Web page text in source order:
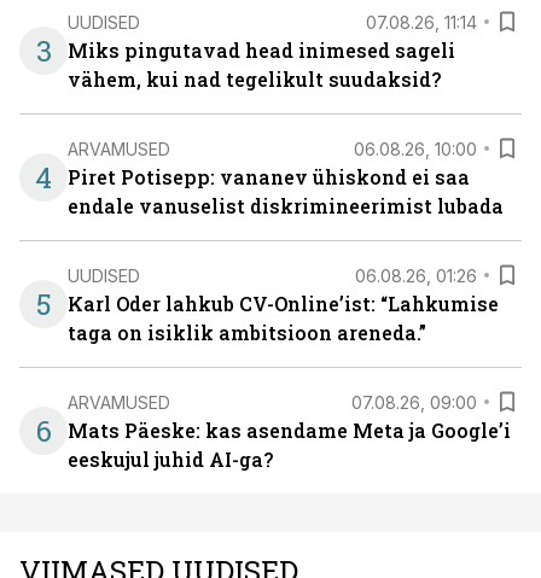
3
UUDISED 07.08.26, 11:14
Miks pingutavad head inimesed sageli
vähem, kui nad tegelikult suudaksid?
4
ARVAMUSED 06.08.26, 10:00
Piret Potisepp: vananev ühiskond ei saa
endale vanuselist diskrimineerimist lubada
5
UUDISED 06.08.26, 01:26
Karl Oder lahkub CV-Online’ist: “Lahkumise
taga on isiklik ambitsioon areneda.”
6
ARVAMUSED 07.08.26, 09:00
Mats Päeske: kas asendame Meta ja Google’i
eeskujul juhid AI-ga?